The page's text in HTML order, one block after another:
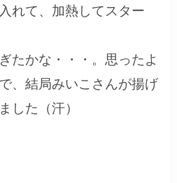
れて、加熱してスター
たかな・・・。思ったよ
、結局みいこさんが揚げ
した（汗）